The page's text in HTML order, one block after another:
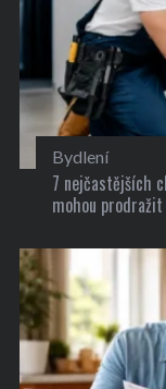
Bydlení
7 nejčastějších
mohou prodražit